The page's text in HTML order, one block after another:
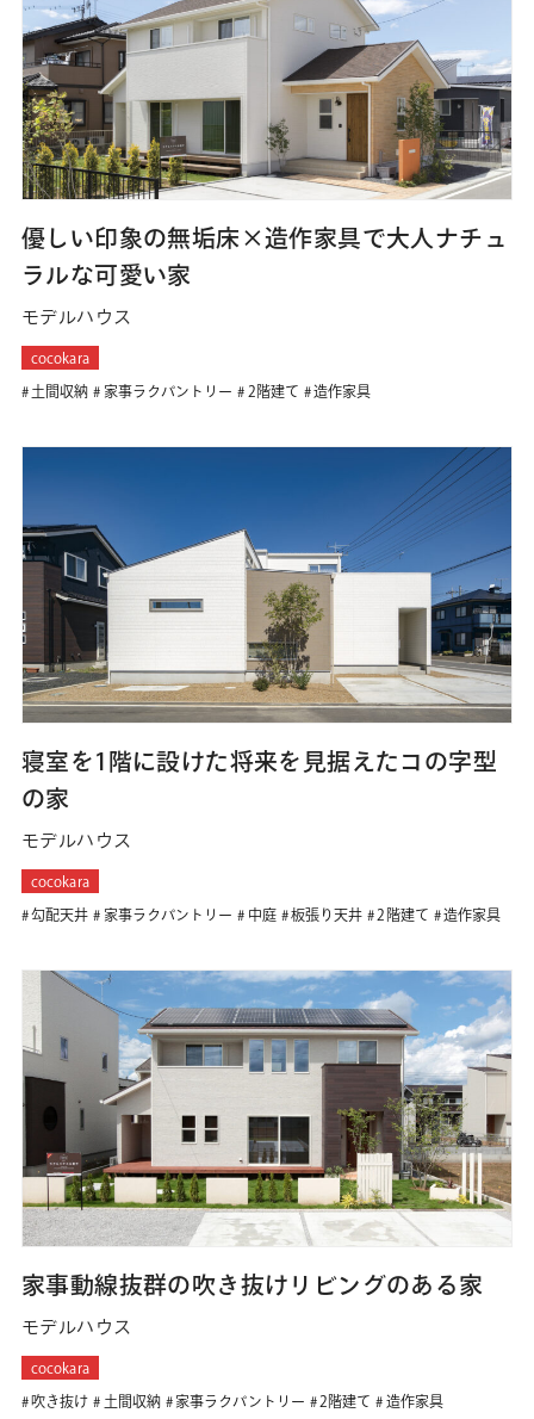
優しい印象の無垢床×造作家具で大人ナチュ
ラルな可愛い家
モデルハウス
cocokara
土間収納 家事ラクパントリー 2階建て 造作家具
寝室を1階に設けた将来を見据えたコの字型
の家
モデルハウス
cocokara
勾配天井 家事ラクパントリー 中庭 板張り天井 2階建て 造作家具
家事動線抜群の吹き抜けリビングのある家
モデルハウス
cocokara
吹き抜け 土間収納 家事ラクパントリー 2階建て 造作家具